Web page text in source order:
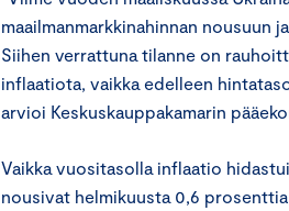
maailmanmarkkinahinnan nousuun
Siihen verrattuna tilanne on
inflaatiota, vaikka edelleen
arvioi Keskuskauppakamarin
Vaikka vuositasolla inflaatio
nousivat helmikuusta 0,6